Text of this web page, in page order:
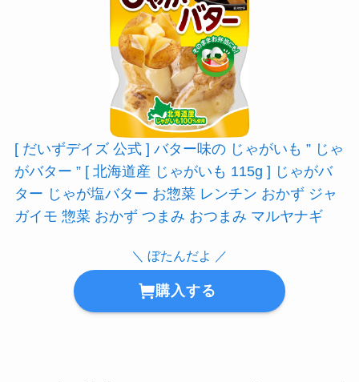
[ だいずデイズ 公式 ] バター味の じゃがいも ” じゃ
がバター ” [ 北海道産 じゃがいも 115g ] じゃがバ
ター じゃが塩バター お惣菜 レンチン おかず ジャ
ガイモ 惣菜 おかず つまみ おつまみ マルヤナギ
＼ ぼたんだよ ／
購入する